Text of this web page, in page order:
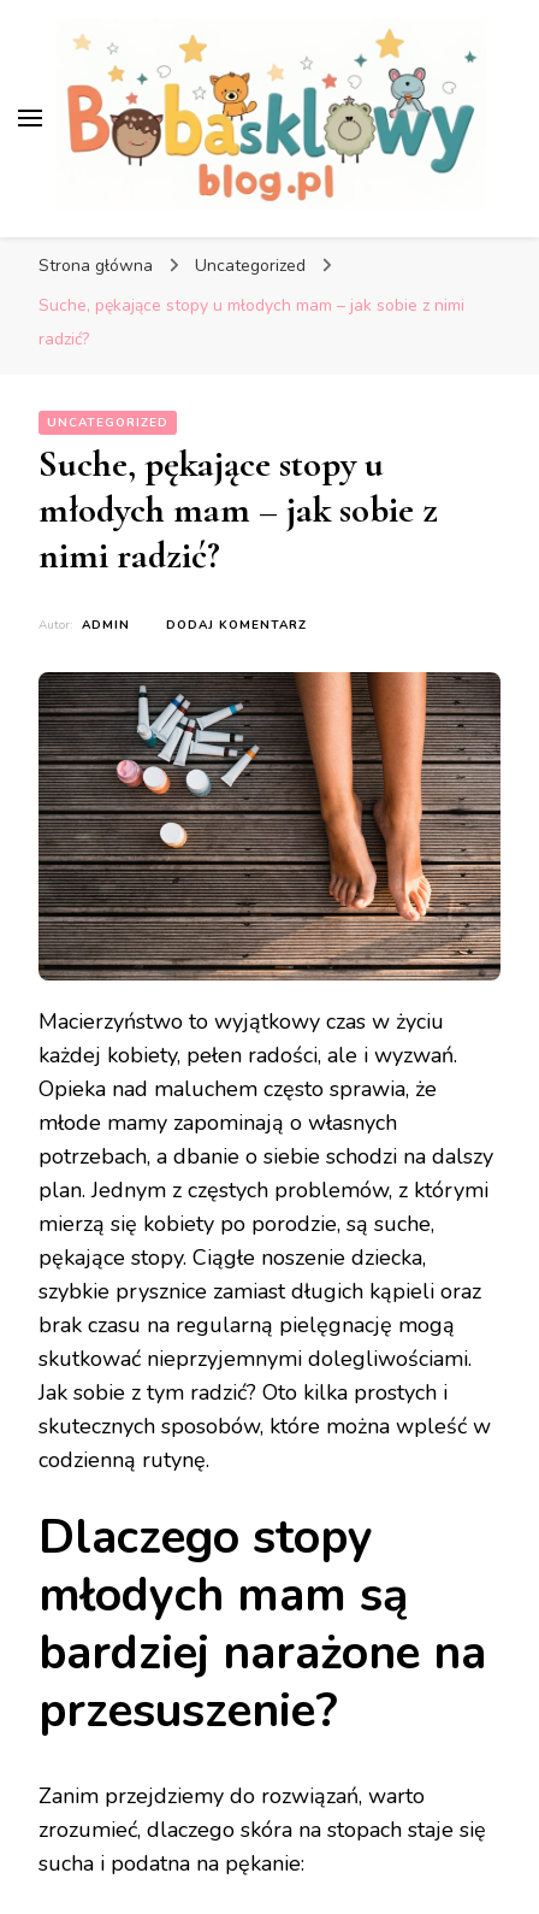
Bobaskowyblog.pl – Blog o
dzieciach i rodzicach
dzieciach i rodzicach
Strona główna
Uncategorized
Suche, pękające stopy u młodych mam – jak sobie z nimi
radzić?
UNCATEGORIZED
Suche, pękające stopy u
młodych mam – jak sobie z
nimi radzić?
Autor: ADMIN DODAJ KOMENTARZ
STOPY
MŁODYCH
MAM
–
JAK
SOBIE
Z
NIMI
RADZIĆ?
Macierzyństwo to wyjątkowy czas w życiu
każdej kobiety, pełen radości, ale i wyzwań.
Opieka nad maluchem często sprawia, że
młode mamy zapominają o własnych
potrzebach, a dbanie o siebie schodzi na dalszy
plan. Jednym z częstych problemów, z którymi
mierzą się kobiety po porodzie, są suche,
pękające stopy. Ciągłe noszenie dziecka,
szybkie prysznice zamiast długich kąpieli oraz
brak czasu na regularną pielęgnację mogą
skutkować nieprzyjemnymi dolegliwościami.
Jak sobie z tym radzić? Oto kilka prostych i
skutecznych sposobów, które można wpleść w
codzienną rutynę.
Dlaczego stopy
młodych mam są
bardziej narażone na
przesuszenie?
Zanim przejdziemy do rozwiązań, warto
zrozumieć, dlaczego skóra na stopach staje się
sucha i podatna na pękanie: